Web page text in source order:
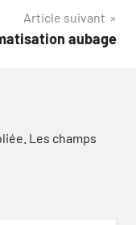
Article suivant
aubage
Les champs